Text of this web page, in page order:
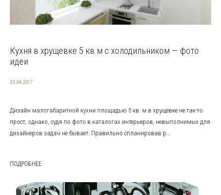
Кухня в хрущевке 5 кв м с холодильником — фото
идеи
03.04.2017
Дизайн малогабаритной кухни площадью 5 кв. м в хрущёвке не так-то
прост, однако, судя по фото в каталогах интерьеров, невыполнимых для
дизайнеров задач не бывает. Правильно спланировав р...
ПОДРОБНЕЕ